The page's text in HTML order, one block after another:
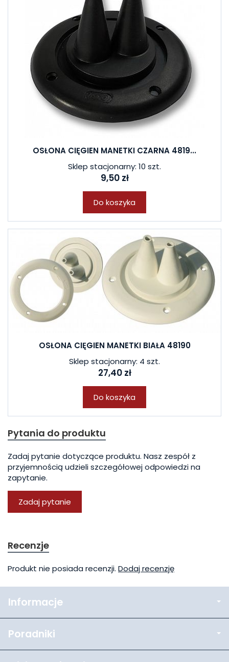
OSŁONA CIĘGIEN MANETKI CZARNA 4819...
Sklep stacjonarny: 10 szt.
9,50 zł
Do koszyka
OSŁONA CIĘGIEN MANETKI BIAŁA 48190
Sklep stacjonarny: 4 szt.
27,40 zł
Do koszyka
Pytania do produktu
Zadaj pytanie dotyczące produktu. Nasz zespół z
przyjemnością udzieli szczegółowej odpowiedzi na
zapytanie.
Zadaj pytanie
Recenzje
Produkt nie posiada recenzji. Dodaj recenzję
Informacje
Poradniki